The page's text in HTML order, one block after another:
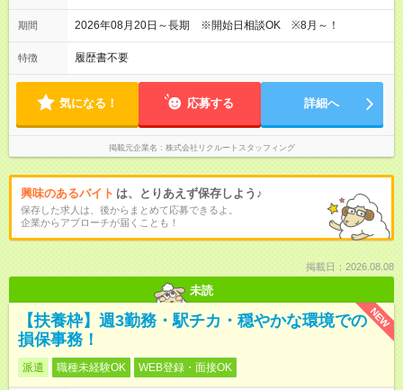
期間 2026年08月20日～長期 ※開始日相談OK ※8月～！
特徴 履歴書不要
気になる！ 応募する 詳細へ
掲載元企業名 株式会社リクルートスタッフィング
興味のあるバイト は、とりあえず保存しよう♪
保存した求人は、後からまとめて応募できるよ。
企業からアプローチが届くことも！
掲載日：2026.08.08
未読
NEW
【扶養枠】週3勤務・駅チカ・穏やかな環境での
損保事務！
派遣 職種未経験OK WEB登録・面接OK